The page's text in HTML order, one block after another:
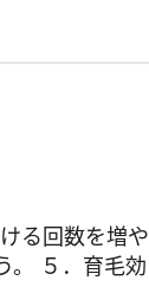
る回数を増や
。 ５．育毛効